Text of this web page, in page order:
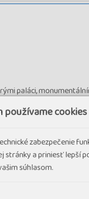
paláci,
Toskánska Val
malebnou krajinou
14. st. a zajímavým
S
používame cookies
zabezpečenie
a priniesť lepší
súhlasom.